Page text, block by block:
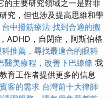
的主要研究領域之一是對非
究，但也涉及提高思維和學
台中撥筋療法 找到合適的搬
ADHD，自閉症，阿斯伯格
科推薦，尋找最適合的眼科
醫美療程，改善下巴線條 我
育工作者提供更多的信息
客的需求 台灣前十大律師